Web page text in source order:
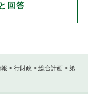
> 行財政 > 総合計画 > 第
回答